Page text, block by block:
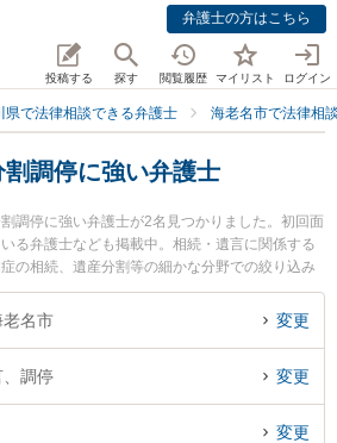
弁護士の方はこちら
投稿する 探す 閲覧履歴 マイリスト ログイン
県で法律相談できる弁護士 海老名市で法律相
調停に強い弁護士
調停に強い弁護士が2名見つかりました。初回面
る弁護士なども掲載中。相続・遺言に関係する
の相続、遺産分割等の細かな分野での絞り込み
士法人フォースクエア法律事務所 海老名オフィ
だ法律事務所の篠田 大地弁護士のプロフィール情
近くの弁護士を検索したい』『初回相談無料で
海老名市内の弁護士に相談予約したい』などで
です。
名市 変更
調停 変更
変更